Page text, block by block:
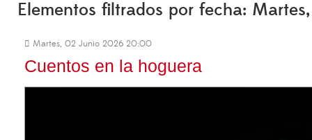
Elementos filtrados por fecha:
Martes, 02 Junio 2026 20:00
Cuentos en la hoguera